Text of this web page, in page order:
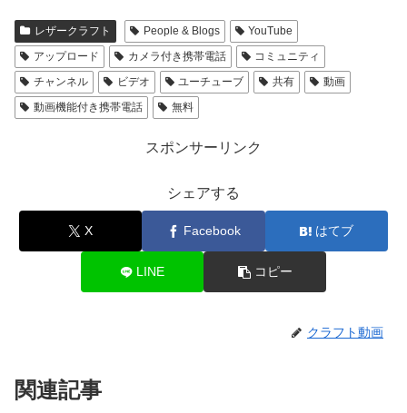
レザークラフト People & Blogs
YouTube
アップロード
カメラ付き携帯電話
コミュニティ
チャンネル
ビデオ ユーチューブ 共有
動画
動画機能付き携帯電話
無料
スポンサーリンク
シェアする
X Facebook はてブ
LINE コピー
クラフト動画
関連記事